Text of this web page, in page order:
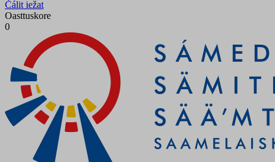
Čálit iežat
Oasttuskore
0